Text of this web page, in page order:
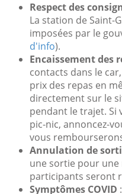
Respect des
La station de Saint-
imposées par le
d'info).
Encaissement des
contacts dans le
prix des repas en
directement sur le
pendant le trajet. Si
pic-nic, annoncez-
vous
Annulation de
une sortie pour
participants seront
Symptômes COVID